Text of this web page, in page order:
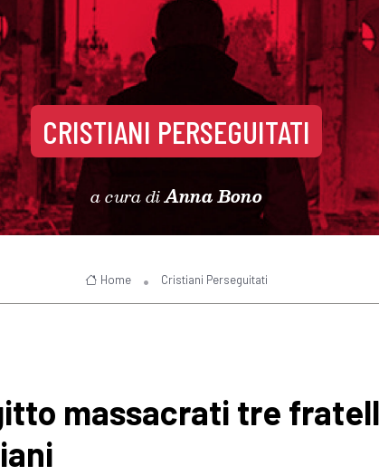
CRISTIANI PERSEGUITATI
a cura diAnna Bono
Home Cristiani Perseguitati
massacrati tre